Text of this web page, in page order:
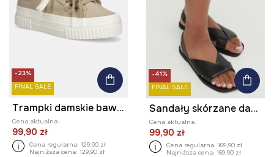
-23%
FINAL SALE
Trampki damskie bawełniane
Cena aktualna:
99,90 zł
Cena regularna: 129,90 zł
Najniższa cena: 129,90 zł
-41%
FINAL SALE
Sandały skórzane damskie gładkie kolor czarny
Cena aktualna:
99,90 zł
Cena regularna: 169,90 zł
Najniższa cena: 169,90 zł